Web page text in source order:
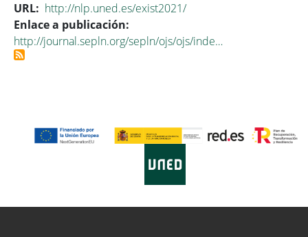
URL
http://nlp.uned.es/exist2021/
Enlace a publicación
http://journal.sepln.org/sepln/ojs/ojs/inde…